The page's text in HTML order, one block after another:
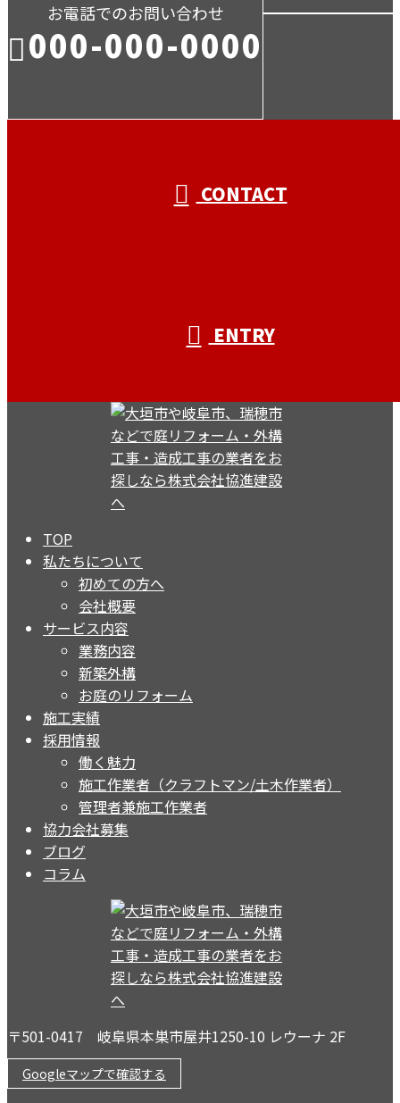
お電話でのお問い合わせ
000-000-0000
CONTACT
ENTRY
TOP
私たちについて
初めての方へ
会社概要
サービス内容
業務内容
新築外構
お庭のリフォーム
施工実績
採用情報
働く魅力
施工作業者（クラフトマン/土木作業者）
管理者兼施工作業者
協力会社募集
ブログ
コラム
〒501-0417 岐阜県本巣市屋井1250-10 レウーナ 2F
Googleマップで確認する